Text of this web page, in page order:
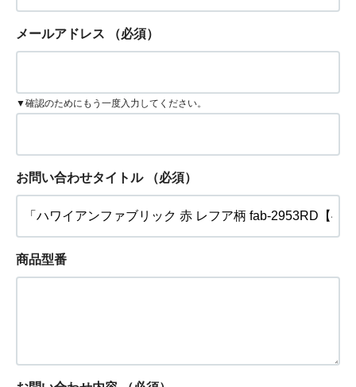
メールアドレス （必須）
▼確認のためにもう一度入力してください。
お問い合わせタイトル （必須）
商品型番